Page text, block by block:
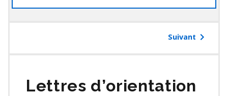
à
table
Suivant
Lettres d’orientation